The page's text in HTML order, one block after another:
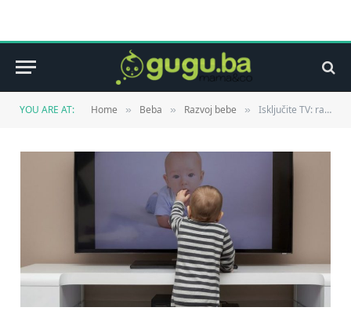
YOU ARE AT: Home » Beba » Razvoj bebe » Isključite TV: razvoj govora ometaju TV-zvuci